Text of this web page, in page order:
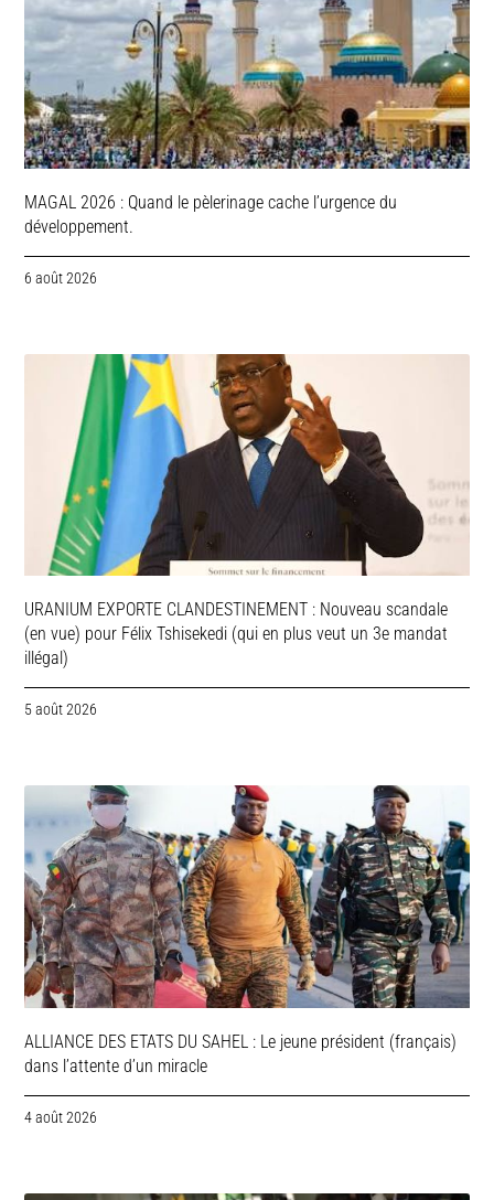
MAGAL 2026 : Quand le pèlerinage cache l’urgence du
développement.
6 août 2026
URANIUM EXPORTE CLANDESTINEMENT : Nouveau scandale
(en vue) pour Félix Tshisekedi (qui en plus veut un 3e mandat
illégal)
5 août 2026
ALLIANCE DES ETATS DU SAHEL : Le jeune président (français)
dans l’attente d’un miracle
4 août 2026